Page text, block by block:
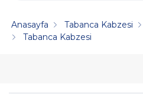
Anasayfa Tabanca Kabzesi
Tabanca Kabzesi